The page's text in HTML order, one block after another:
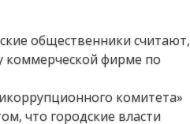
общественники считают,
коммерческой фирме по
комитета»
что городские власти